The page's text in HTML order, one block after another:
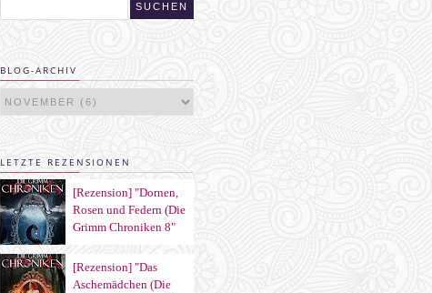
BLOG-ARCHIV
LETZTE REZENSIONEN
[Rezension] "Dornen,
Rosen und Federn (Die
Grimm Chroniken 8"
aus dem Sternensand
Verlag
[Rezension] "Das
Aschemädchen (Die